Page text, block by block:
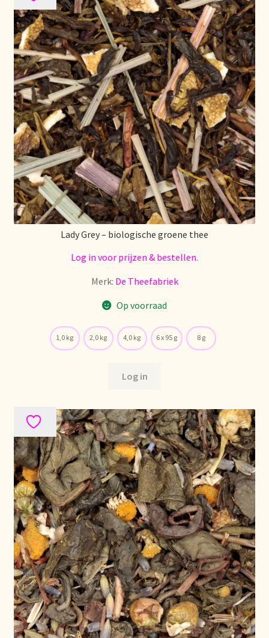
Stock matters
Surtido
Terms and Conditions
Über uns
Unsere Vision von Tee
Versand und Lieferung
Verzenden en bezorgen
Voedselveiligheid
Webwinkel
Winkelwagen
Lady Grey – biologische groene thee
Log in voor prijzen & bestellen.
Merk: De Theefabriek
Op voorraad
1,0 kg 2,0 kg 4,0 kg 6 x 95 g 8 g
Log in